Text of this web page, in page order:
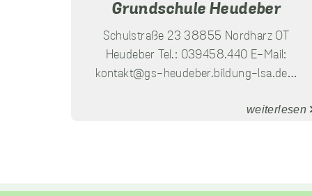
Grundschule Heudeber
Schulstraße 23 38855 Nordharz OT
Heudeber Tel.: 039458.440 E-Mail:
kontakt@gs-heudeber.bildung-lsa.de…
weiterlesen